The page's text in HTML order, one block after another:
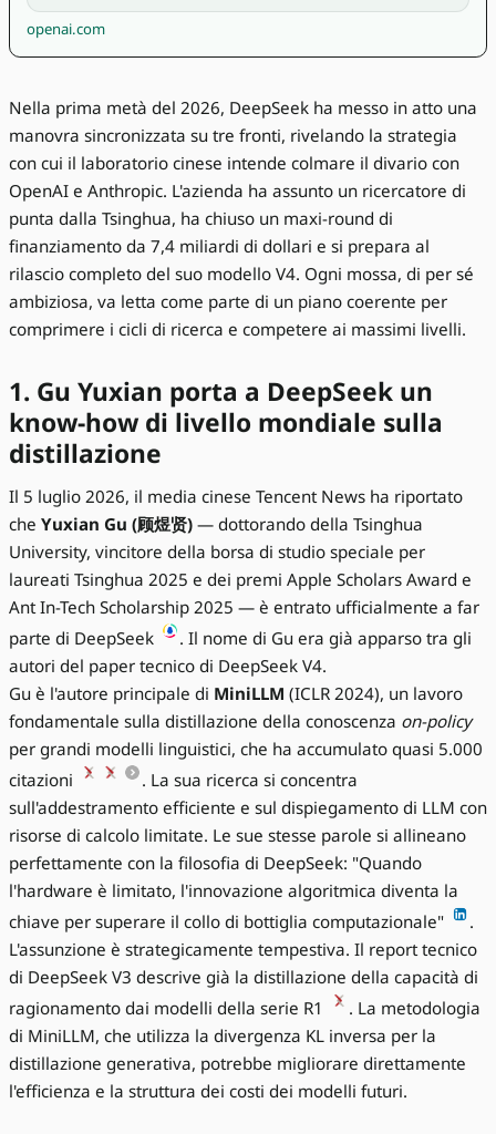
openai.com
Nella prima metà del 2026, DeepSeek ha messo in atto una
manovra sincronizzata su tre fronti, rivelando la strategia
con cui il laboratorio cinese intende colmare il divario con
OpenAI e Anthropic. L'azienda ha assunto un ricercatore di
punta dalla Tsinghua, ha chiuso un maxi-round di
finanziamento da 7,4 miliardi di dollari e si prepara al
rilascio completo del suo modello V4. Ogni mossa, di per sé
ambiziosa, va letta come parte di un piano coerente per
comprimere i cicli di ricerca e competere ai massimi livelli.
1. Gu Yuxian porta a DeepSeek un
know-how di livello mondiale sulla
distillazione
Il 5 luglio 2026, il media cinese Tencent News ha riportato
che Yuxian Gu (顾煜贤) — dottorando della Tsinghua
University, vincitore della borsa di studio speciale per
laureati Tsinghua 2025 e dei premi Apple Scholars Award e
Ant In-Tech Scholarship 2025 — è entrato ufficialmente a far
parte di DeepSeek
. Il nome di Gu era già apparso tra gli
autori del paper tecnico di DeepSeek V4.
Gu è l'autore principale di MiniLLM (ICLR 2024), un lavoro
fondamentale sulla distillazione della conoscenza on-policy
per grandi modelli linguistici, che ha accumulato quasi 5.000
citazioni
. La sua ricerca si concentra
sull'addestramento efficiente e sul dispiegamento di LLM con
risorse di calcolo limitate. Le sue stesse parole si allineano
perfettamente con la filosofia di DeepSeek: "Quando
l'hardware è limitato, l'innovazione algoritmica diventa la
chiave per superare il collo di bottiglia computazionale"
.
L'assunzione è strategicamente tempestiva. Il report tecnico
di DeepSeek V3 descrive già la distillazione della capacità di
ragionamento dai modelli della serie R1
. La metodologia
di MiniLLM, che utilizza la divergenza KL inversa per la
distillazione generativa, potrebbe migliorare direttamente
l'efficienza e la struttura dei costi dei modelli futuri.